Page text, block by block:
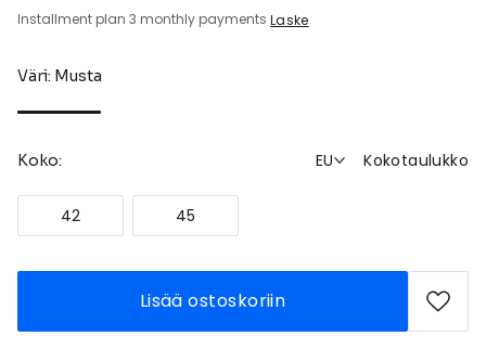
Installment plan 3 monthly payments Laske
Väri: Musta
Koko: EU Kokotaulukko
42 45
Lisää ostoskoriin